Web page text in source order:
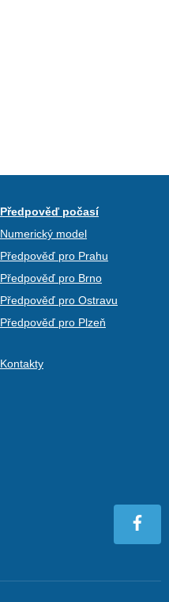
Předpověď počasí
Numerický model
Předpověď pro Prahu
Předpověď pro Brno
Předpověď pro Ostravu
Předpověď pro Plzeň
Kontakty